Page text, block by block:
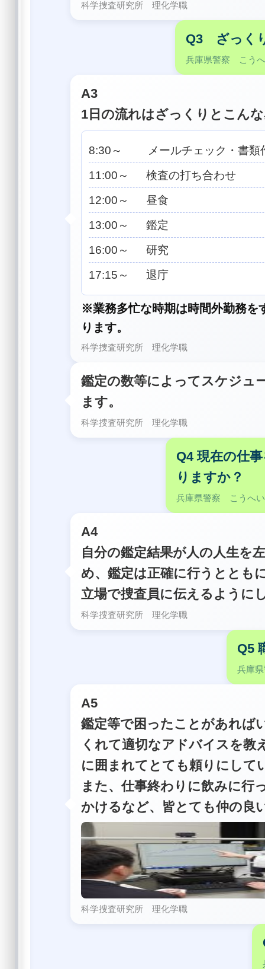
科学捜査研究所 理化学職
Q3 ざっく
兵庫県警察 こう
A3
1日の流れはざっくりとこん
8:30～ メールチェック・書類
11:00～ 検査の打ち合わせ
12:00～ 昼食
13:00～ 鑑定
16:00～ 研究
17:15～ 退庁
※業務多忙な時期は時間外勤務を
ります。
科学捜査研究所 理化学職
鑑定の数等によってスケジュ
ます。
科学捜査研究所 理化学職
Q4 現在の仕
りますか？
兵庫県警察 こうへ
A4
自分の鑑定結果が人の人生を
め、鑑定は正確に行うととも
立場で捜査員に伝えるように
科学捜査研究所 理化学職
Q5
兵庫
A5
鑑定等で困ったことがあれば
くれて適切なアドバイスを教
に囲まれてとても頼りにして
また、仕事終わりに飲みに行
かけるなど、皆とても仲の良
科学捜査研究所 理化学職